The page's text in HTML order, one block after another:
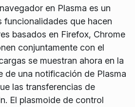
en Plasma es un
funcionalidades que hacen
basados en Firefox, Chrome
conjuntamente con el
se muestran ahora en la
de una notificación de Plasma
las transferencias de
El plasmoide de control